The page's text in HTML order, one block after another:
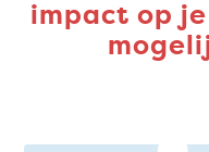
impact op